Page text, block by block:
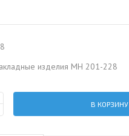
изделия МН 201-228
В КОРЗИНУ